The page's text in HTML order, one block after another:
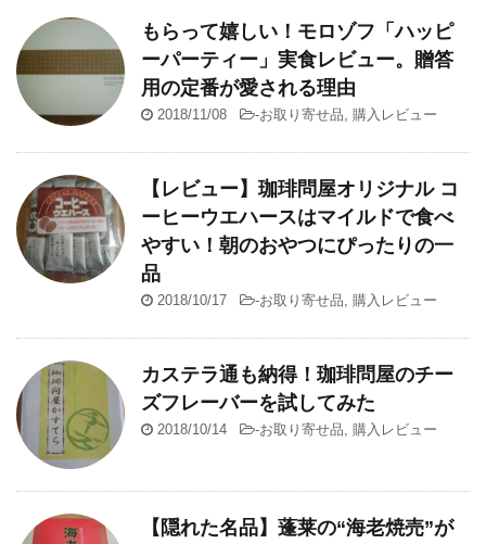
もらって嬉しい！モロゾフ「ハッピ
ーパーティー」実食レビュー。贈答
用の定番が愛される理由
2018/11/08 -お取り寄せ品, 購入レビュー
【レビュー】珈琲問屋オリジナル コ
ーヒーウエハースはマイルドで食べ
やすい！朝のおやつにぴったりの一
品
2018/10/17 -お取り寄せ品, 購入レビュー
カステラ通も納得！珈琲問屋のチー
ズフレーバーを試してみた
2018/10/14 -お取り寄せ品, 購入レビュー
【隠れた名品】蓬莱の“海老焼売”が